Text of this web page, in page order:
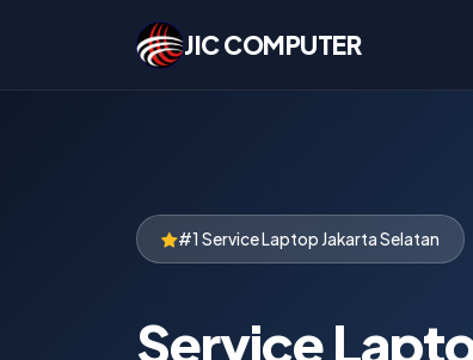
JIC COMPUTER
#1 Service Laptop Jakarta Selatan
Service